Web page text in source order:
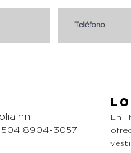
504 8904-3057
En